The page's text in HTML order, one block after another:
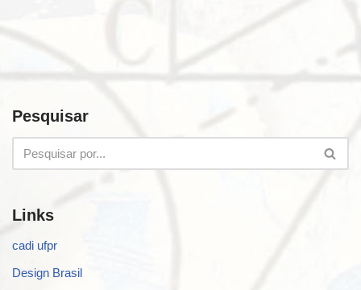
Pesquisar
Links
cadi ufpr
Design Brasil